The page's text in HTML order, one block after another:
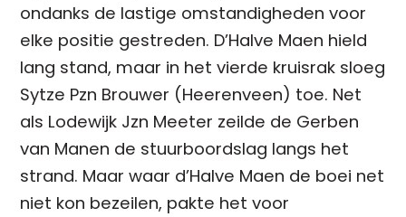
ondanks de lastige omstandigheden voor
elke positie gestreden. D’Halve Maen hield
lang stand, maar in het vierde kruisrak sloeg
Sytze Pzn Brouwer (Heerenveen) toe. Net
als Lodewijk Jzn Meeter zeilde de Gerben
van Manen de stuurboordslag langs het
strand. Maar waar d’Halve Maen de boei net
niet kon bezeilen, pakte het voor